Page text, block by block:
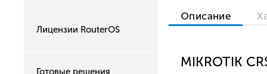
Лицензии RouterOS
Готовые решения
Описание
MIKROTIK